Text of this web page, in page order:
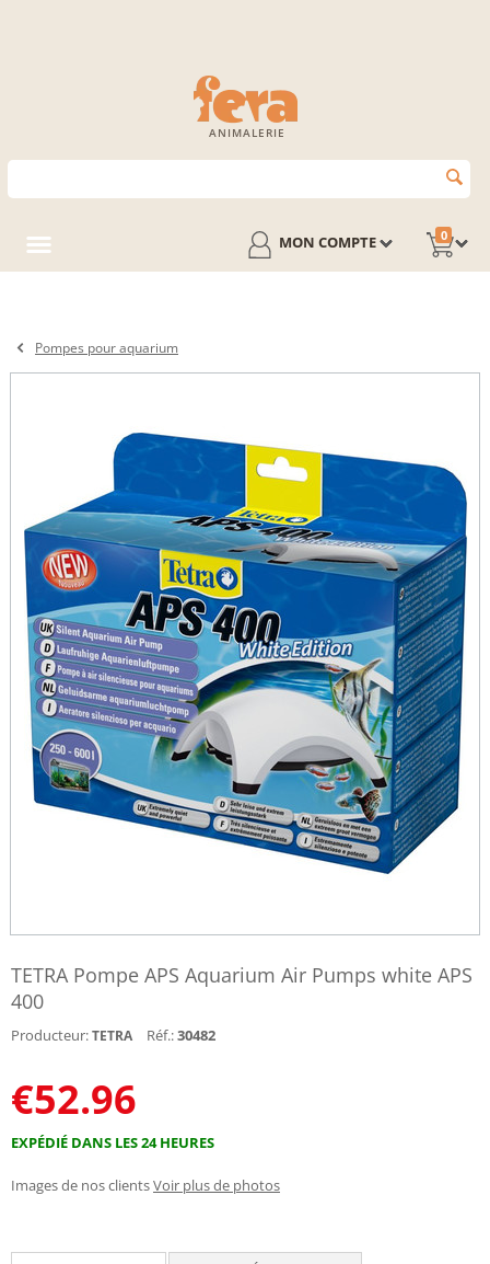
ANIMALERIE
0
MON COMPTE
Pompes pour aquarium
TETRA Pompe APS Aquarium Air Pumps white APS
400
Producteur:TETRA Réf.:30482
€52.96
EXPÉDIÉ DANS LES 24 HEURES
Images de nos clientsVoir plus de photos